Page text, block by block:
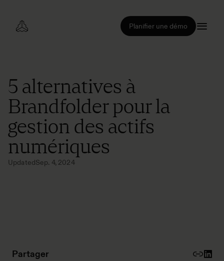
Planifier une démo
5 alternatives à
Brandfolder pour la
gestion des actifs
numériques
UpdatedSep. 4, 2024
Partager